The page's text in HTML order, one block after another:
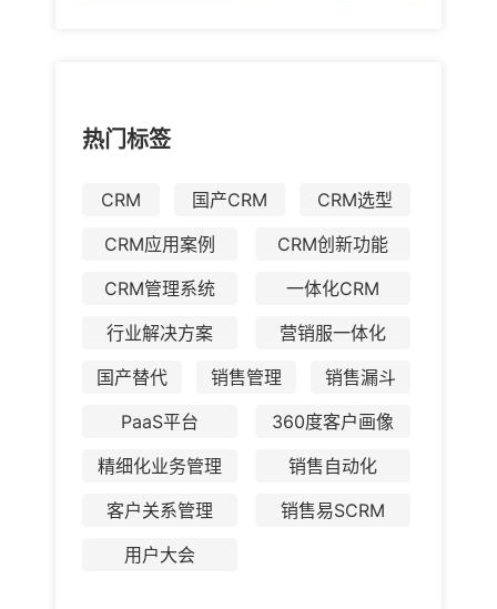
热门标签
CRM 国产CRM
CRM选型
CRM应用案例
CRM创新功能
CRM管理系统
一体化CRM
行业解决方案
营销服一体化
国产替代
销售管理
销售漏斗
PaaS平台
360度客户画像
精细化业务管理
销售自动化
客户关系管理
销售易SCRM
用户大会